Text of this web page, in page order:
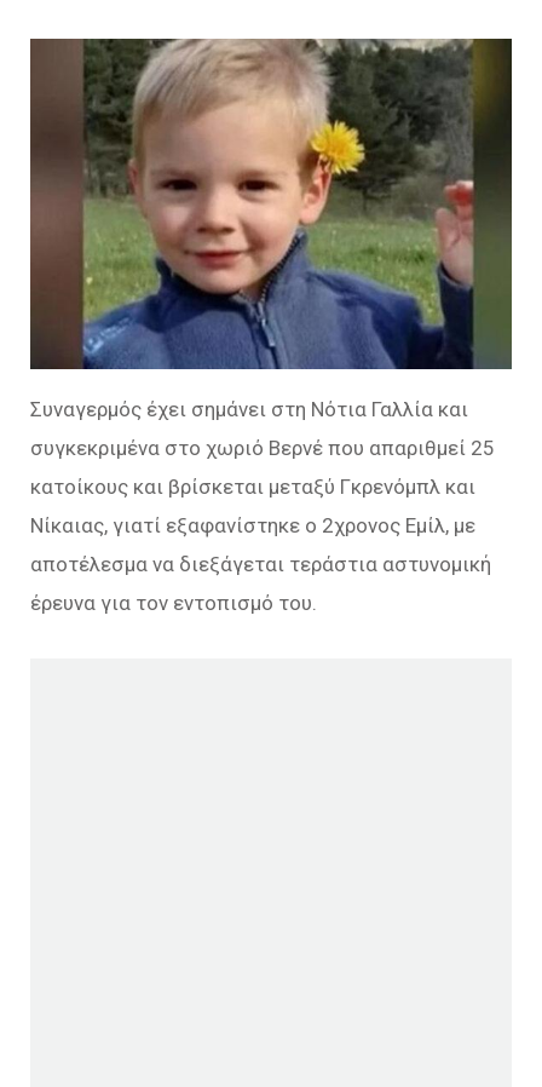
Συναγερμός έχει σημάνει στη Νότια Γαλλία και
συγκεκριμένα στο χωριό Βερνέ που απαριθμεί 25
κατοίκους και βρίσκεται μεταξύ Γκρενόμπλ και
Νίκαιας, γιατί εξαφανίστηκε ο 2χρονος Εμίλ, με
αποτέλεσμα να διεξάγεται τεράστια αστυνομική
έρευνα για τον εντοπισμό του.